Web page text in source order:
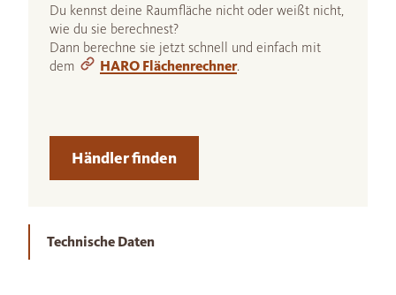
Du kennst deine Raumfläche nicht oder weißt nicht,
wie du sie berechnest?
Dann berechne sie jetzt schnell und einfach mit
dem
HARO Flächenrechner.
Händler finden
Technische Daten